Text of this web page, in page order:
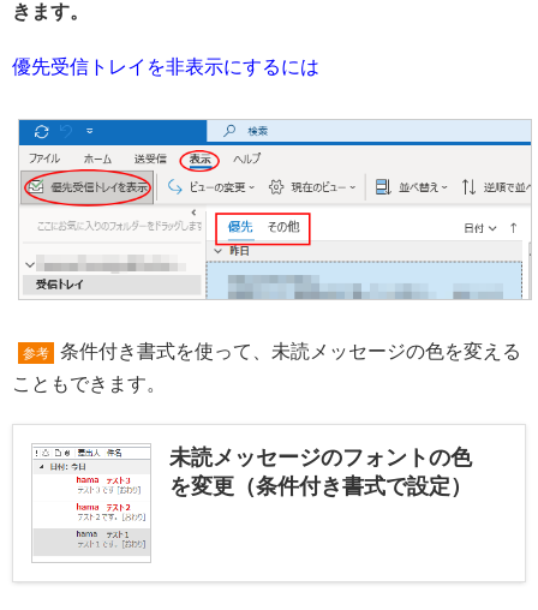
きます。
優先受信トレイを非表示にするには
参考
条件付き書式を使って、未読メッセージの色を変える
こともできます。
未読メッセージのフォントの色
を変更（条件付き書式で設定）